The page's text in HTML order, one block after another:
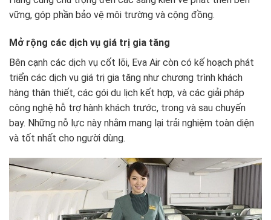
vững, góp phần bảo vệ môi trường và cộng đồng.
Mở rộng các dịch vụ giá trị gia tăng
Bên cạnh các dịch vụ cốt lõi, Eva Air còn có kế hoạch phát
triển các dịch vụ giá trị gia tăng như chương trình khách
hàng thân thiết, các gói du lịch kết hợp, và các giải pháp
công nghệ hỗ trợ hành khách trước, trong và sau chuyến
bay. Những nỗ lực này nhằm mang lại trải nghiệm toàn diện
và tốt nhất cho người dùng.